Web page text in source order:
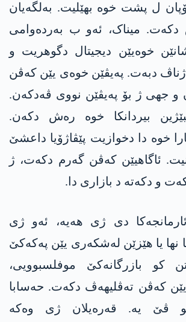
ل پشت خوە بھێلیت. بەلگەیان
میناک، ئەو ب بەردەوامی
خوەیێن دیجیتال دگوھریت و
دبەت. پەیڤێن خوەی یێن کەڤن
و جھی ژ بۆ پەیڤێن نووی ڤەدکەن.
بیردانکا خوە رەش دکەن.
خوە دا دخوازیت پێڤاژۆیا داعشێ
ئاگاھیێن کەڤن گەرم دکەت، ژ
و دکەتە د بازاری دا.
دی ژی ھەیە، ئەو ژی
نھا یا ھێزێن لەشکەری یێن پەکەکێ
کو بازرگانەکێ موفلسبوویی،
کەڤن تەڤلیھەڤ دکەت. حەسابا
ڤێ یە. قەرەیلان ژی وەکە